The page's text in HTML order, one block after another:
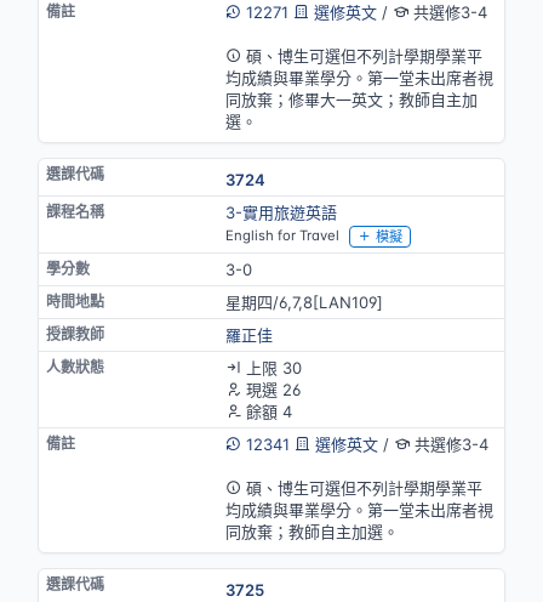
12271 選修英文/ 共選修3-4
碩、博生可選但不列計學期學業平
均成績與畢業學分。第一堂未出席者視
同放棄；修畢大一英文；教師自主加
選。
3724
3-實用旅遊英語
English for Travel 模擬
3-0
星期四/6,7,8[LAN109]
羅正佳
上限 30
現選 26
餘額 4
12341
選修英文/ 共選修3-4
碩、博生可選但不列計學期學業平
均成績與畢業學分。第一堂未出席者視
同放棄；教師自主加選。
3725